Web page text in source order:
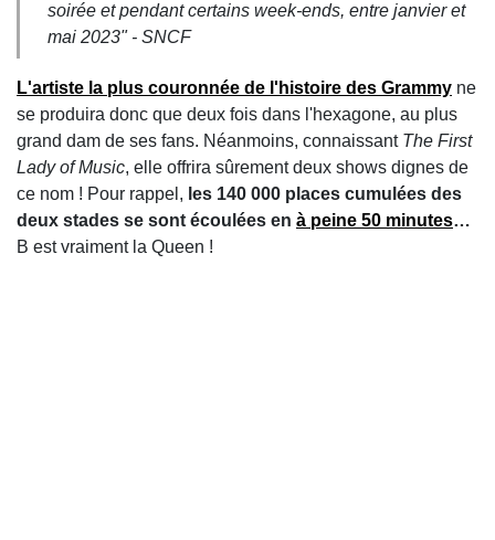
soirée et pendant certains week-ends, entre janvier et
mai 2023" - SNCF
L'artiste la plus couronnée de l'histoire des Grammy ne
se produira donc que deux fois dans l'hexagone, au plus
grand dam de ses fans. Néanmoins, connaissant The First
Lady of Music, elle offrira sûrement deux shows dignes de
ce nom ! Pour rappel, les 140 000 places cumulées des
deux stades se sont écoulées en à peine 50 minutes…
B est vraiment la Queen !